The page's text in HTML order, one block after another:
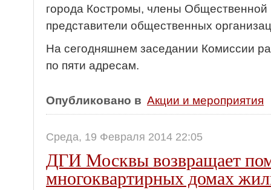
города Костромы, члены Общественной
представители общественных
На сегодняшнем заседании Комиссии
по пяти адресам.
Опубликовано в Акции и мероприятия
Среда, 19 Февраля 2014 22:05
ДГИ Москвы возвращает
многоквартирных домах